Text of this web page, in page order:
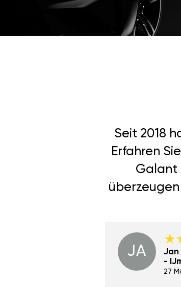
Seit 2018
Erfahren
Galant
JA
Jan
-
27